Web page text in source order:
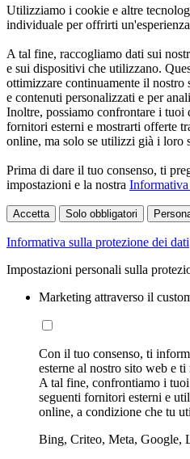
Utilizziamo i cookie e altre
individuale per offrirti
A tal fine, raccogliamo dati sui
e sui dispositivi che utilizzano.
ottimizzare continuamente il
e contenuti personalizzati e per
Inoltre, possiamo confrontare i
fornitori esterni e mostrarti offerte
online, ma solo se utilizzi già i loro
Prima di dare il tuo consenso, ti
impostazioni e la nostra Informativa
Accetta Solo obbligatori
Informativa sulla protezione dei dati
Impostazioni personali sulla
Marketing attraverso il
Con il tuo consenso, ti
esterne al nostro sito web e
A tal fine, confrontiamo i
seguenti fornitori esterni e
online, a condizione che tu
Bing, Criteo, Meta, Google,